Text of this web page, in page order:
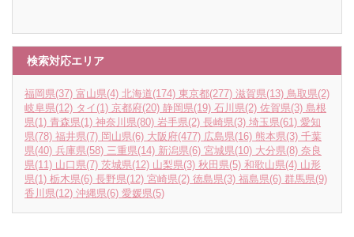
検索対応エリア
福岡県(37) 富山県(4) 北海道(174) 東京都(277) 滋賀県(13) 鳥取県(2)
岐阜県(12) タイ (1) 京都府(20) 静岡県(19) 石川県(2) 佐賀県(3) 島根
県(1) 青森県(1) 神奈川県(80) 岩手県(2) 長崎県(3) 埼玉県(61) 愛知
県(78) 福井県(7) 岡山県(6) 大阪府(477) 広島県(16) 熊本県(3) 千葉
県(40) 兵庫県(58) 三重県(14) 新潟県(6) 宮城県(10) 大分県(8) 奈良
県(11) 山口県(7) 茨城県(12) 山梨県(3) 秋田県(5) 和歌山県(4) 山形
県(1) 栃木県(6) 長野県(12) 宮崎県(2) 徳島県(3) 福島県(6) 群馬県(9)
香川県(12) 沖縄県(6) 愛媛県(5)